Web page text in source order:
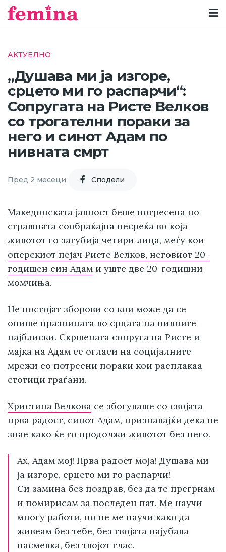
АКТУЕЛНО
„Душава ми ја изгоре,
срцето ми го распарчи“:
Сопругата на Ристе Велков
со трогателни пораки за
него и синот Адам по
нивната смрт
Пред 2 месеци Cподели
Македонската јавност беше потресена по
страшната сообраќајна несреќа во која
животот го загубија четири лица, меѓу кои
оперскиот пејач Ристе Велков, неговиот 20-
годишен син Адам и уште две 20-годишни
момчиња.
Не постојат зборови со кои може да се
опише празнината во срцата на нивните
најблиски. Скршената сопруга на Ристе и
мајка на Адам се огласи на социјалните
мрежи со потресни пораки кои расплакаа
стотици граѓани.
Христина Велкова се збогуваше со својата
прва радост, синот Адам, признавајќи дека не
знае како ќе го продолжи животот без него.
Ах, Адам мој! Прва радост моја! Душава ми
ја изгоре, срцето ми го распарчи!
Си замина без поздрав, без да те прегрнам
и помирисам за последен пат. Ме научи
многу работи, но не ме научи како да
живеам без тебе, без твојата најубава
насмевка, без твојот глас.